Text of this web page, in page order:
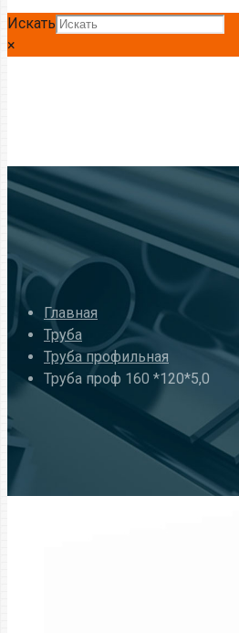
Искать
×
Главная
Труба
Труба профильная
Труба проф 160 *120*5,0